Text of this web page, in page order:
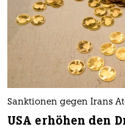
Sanktionen gegen Irans
USA erhöhen den